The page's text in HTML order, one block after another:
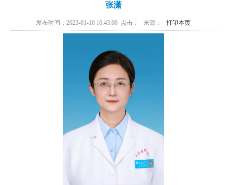
张潇
发布时间：2023-01-10 10:43:00 点击： 来源：打印本页